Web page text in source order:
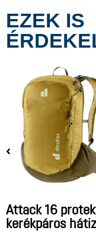
EZEK IS
Attack 16
kerékpáros